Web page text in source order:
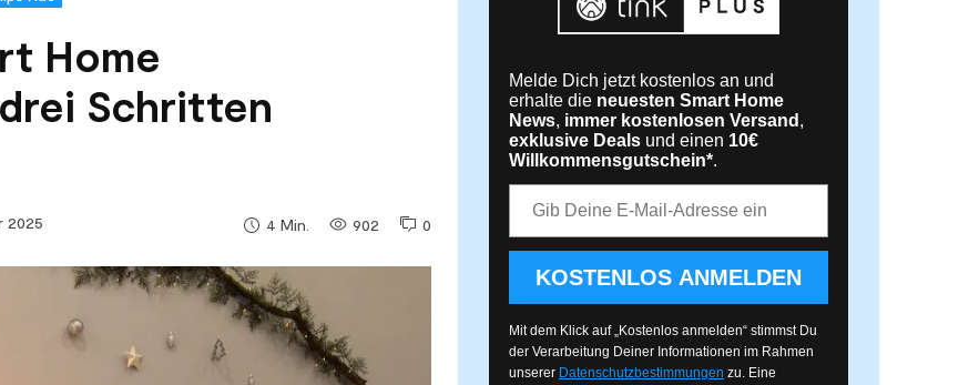
Home
Schritten
2025 0
902
4 Min.
Melde Dich jetzt kostenlos an und
erhalte die neuesten Smart Home
News, immer kostenlosen Versand ,
exklusive Deals und einen 10€
Willkommensgutschein*.
KOSTENLOS ANMELDEN
Mit dem Klick auf „Kostenlos anmelden“ stimmst Du
der Verarbeitung Deiner Informationen im Rahmen
unserer Datenschutzbestimmungen zu. Eine